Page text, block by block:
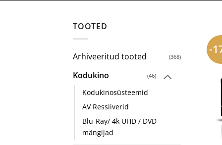
TOOTED
Arhiveeritud tooted (368)
Kodukino (46)
Kodukinosüsteemid
AV Ressiiverid
Blu-Ray/ 4k UHD / DVD
mängijad
-